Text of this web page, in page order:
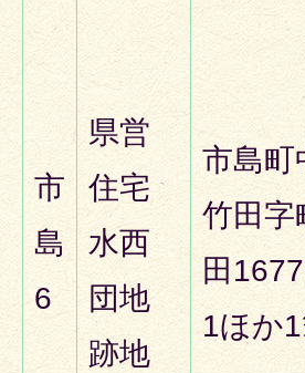
市
島
6
県営
住宅
水西
団地
跡地
市島町
竹田字
田
1ほか